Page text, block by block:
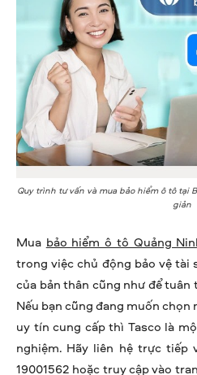
Quy trình tư vấn và mua bảo hiểm ô tô tại
giản
Mua bảo hiểm ô tô Quảng
trong việc chủ động bảo vệ tài
của bản thân cũng như để
Nếu bạn cũng đang muốn
uy tín cung cấp thì Tasco là
nghiệm. Hãy liên hệ trực
19001562 hoặc truy cập vào